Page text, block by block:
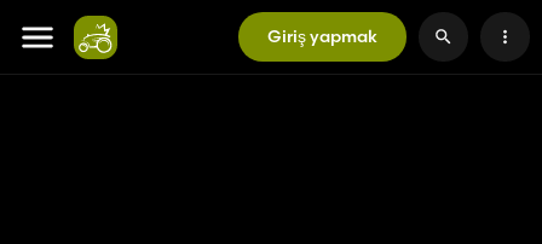
Giriş yapmak